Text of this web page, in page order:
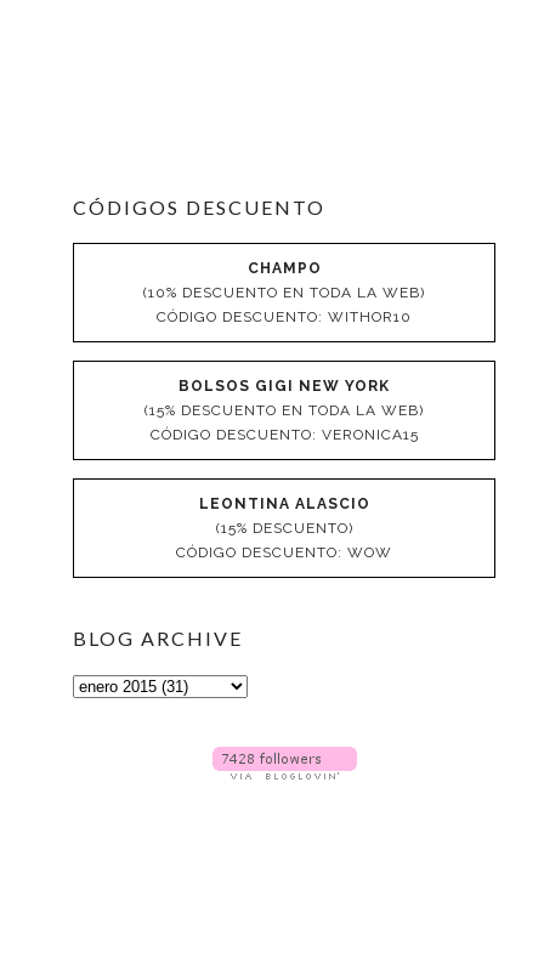
CÓDIGOS DESCUENTO
CHAMPO
(10% DESCUENTO EN TODA LA WEB)
CÓDIGO DESCUENTO: WITHOR10
BOLSOS GIGI NEW YORK
(15% DESCUENTO EN TODA LA WEB)
CÓDIGO DESCUENTO: VERONICA15
LEONTINA ALASCIO
(15% DESCUENTO)
CÓDIGO DESCUENTO: WOW
BLOG ARCHIVE